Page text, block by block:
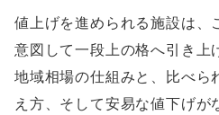
値上げを進められる施設は、
意図して一段上の格へ引き上
地域相場の仕組みと、比べら
え方、そして安易な値下げが